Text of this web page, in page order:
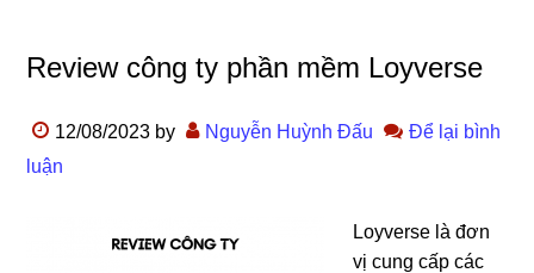
Review công ty phần mềm Loyverse
12/08/2023 by Nguyễn Huỳnh Đấu
Để lại bình
luận
Loyverse là đơn
vị cung cấp các